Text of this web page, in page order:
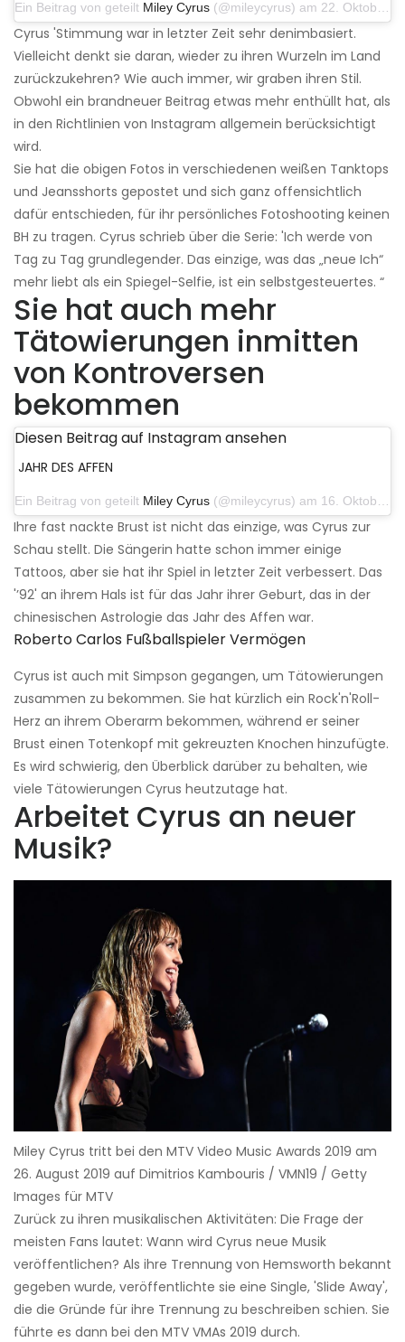
Ein Beitrag von geteilt Miley Cyrus (@mileycyrus) am 22. Oktober 2019 um 11:39 Uhr PDT
Cyrus 'Stimmung war in letzter Zeit sehr denimbasiert.
Vielleicht denkt sie daran, wieder zu ihren Wurzeln im Land
zurückzukehren? Wie auch immer, wir graben ihren Stil.
Obwohl ein brandneuer Beitrag etwas mehr enthüllt hat, als
in den Richtlinien von Instagram allgemein berücksichtigt
wird.
Sie hat die obigen Fotos in verschiedenen weißen Tanktops
und Jeansshorts gepostet und sich ganz offensichtlich
dafür entschieden, für ihr persönliches Fotoshooting keinen
BH zu tragen. Cyrus schrieb über die Serie: 'Ich werde von
Tag zu Tag grundlegender. Das einzige, was das „neue Ich“
mehr liebt als ein Spiegel-Selfie, ist ein selbstgesteuertes. “
Sie hat auch mehr
Tätowierungen inmitten
von Kontroversen
bekommen
Diesen Beitrag auf Instagram ansehen
JAHR DES AFFEN
Ein Beitrag von geteilt Miley Cyrus (@mileycyrus) am 16. Oktober 2019 um 19:04 Uhr PDT
Ihre fast nackte Brust ist nicht das einzige, was Cyrus zur
Schau stellt. Die Sängerin hatte schon immer einige
Tattoos, aber sie hat ihr Spiel in letzter Zeit verbessert. Das
'’92' an ihrem Hals ist für das Jahr ihrer Geburt, das in der
chinesischen Astrologie das Jahr des Affen war.
Roberto Carlos Fußballspieler Vermögen
Cyrus ist auch mit Simpson gegangen, um Tätowierungen
zusammen zu bekommen. Sie hat kürzlich ein Rock'n'Roll-
Herz an ihrem Oberarm bekommen, während er seiner
Brust einen Totenkopf mit gekreuzten Knochen hinzufügte.
Es wird schwierig, den Überblick darüber zu behalten, wie
viele Tätowierungen Cyrus heutzutage hat.
Arbeitet Cyrus an neuer
Musik?
Miley Cyrus tritt bei den MTV Video Music Awards 2019 am
26. August 2019 auf Dimitrios Kambouris / VMN19 / Getty
Images für MTV
Zurück zu ihren musikalischen Aktivitäten: Die Frage der
meisten Fans lautet: Wann wird Cyrus neue Musik
veröffentlichen? Als ihre Trennung von Hemsworth bekannt
gegeben wurde, veröffentlichte sie eine Single, 'Slide Away',
die die Gründe für ihre Trennung zu beschreiben schien. Sie
führte es dann bei den MTV VMAs 2019 durch.